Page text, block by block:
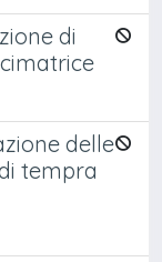
di
delle
tempra